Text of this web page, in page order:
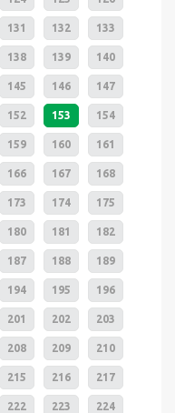
131 132 133
138 139 140
145 146 147
152 153 154
159 160 161
166 167 168
173 174 175
180 181 182
187 188 189
194 195 196
201 202 203
208 209 210
215 216 217
222 223 224